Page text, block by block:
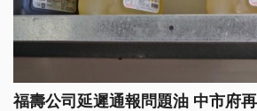
福壽公司延遲通報問題油 中市府